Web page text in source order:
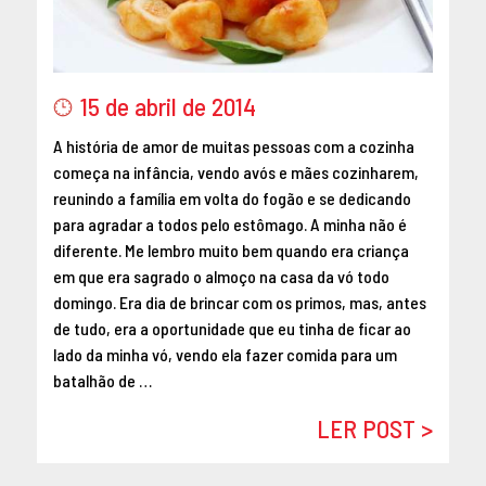
MAIO 2016
ABRIL 2016
FEVEREIRO 2016
JANEIRO 2016
DEZEMBRO 2015
NOVEMBRO 2015
OUTUBRO 2015
SETEMBRO 2015
AGOSTO 2015
JULHO 2015
JUNHO 2015
15 de abril de 2014
A história de amor de muitas pessoas com a cozinha
começa na infância, vendo avós e mães cozinharem,
reunindo a família em volta do fogão e se dedicando
para agradar a todos pelo estômago. A minha não é
diferente. Me lembro muito bem quando era criança
em que era sagrado o almoço na casa da vó todo
domingo. Era dia de brincar com os primos, mas, antes
de tudo, era a oportunidade que eu tinha de ficar ao
lado da minha vó, vendo ela fazer comida para um
batalhão de …
LER POST >